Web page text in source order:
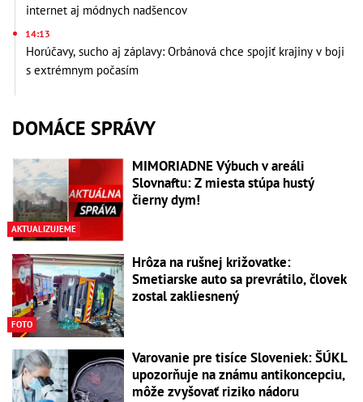
internet aj módnych nadšencov
14:13
Horúčavy, sucho aj záplavy: Orbánová chce spojiť krajiny v boji
s extrémnym počasím
DOMÁCE SPRÁVY
AKTUALIZUJEME
MIMORIADNE Výbuch v areáli
Slovnaftu: Z miesta stúpa hustý
čierny dym!
FOTO
Hrôza na rušnej križovatke:
Smetiarske auto sa prevrátilo, človek
zostal zakliesnený
Varovanie pre tisíce Sloveniek: ŠÚKL
upozorňuje na známu antikoncepciu,
môže zvyšovať riziko nádoru